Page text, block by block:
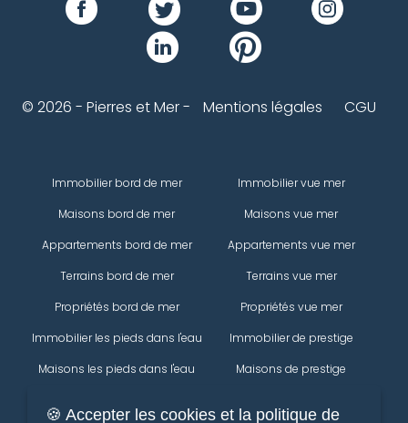
© 2026 - Pierres et Mer - Mentions légales CGU
Immobilier bord de mer
Maisons bord de mer
Appartements bord de mer
Terrains bord de mer
Propriétés bord de mer
Immobilier vue mer
Maisons vue mer
Appartements vue mer
Terrains vue mer
Propriétés vue mer
Immobilier les pieds dans l'eau
Maisons les pieds dans l'eau
Immobilier de prestige
Maisons de prestige
🍪 Accepter les cookies et la politique de